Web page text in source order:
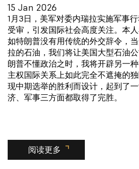
15 Jan 2026
1月3日，美军对委内瑞拉实施军事
受审，引发国际社会高度关注。本
如特朗普没有用传统的外交辞令，
拉的石油，我们将让美国大型石油
朗普不懂政治之时，我将开辟另一
主权国际关系上如此完全不遮掩的
现中期选举的胜利而设计，起到了
济、军事三方面都取得了完胜。
阅读更多